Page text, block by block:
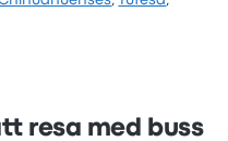
har företaget 3.9
resa med buss